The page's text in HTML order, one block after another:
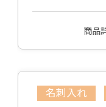
商品
名刺入れ